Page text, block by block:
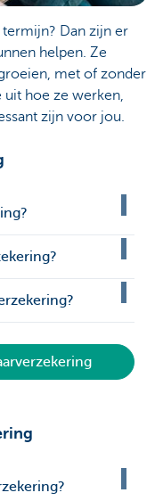
Dan zijn er
helpen. Ze
met of zonder
uit hoe ze werken,
zijn voor jou.